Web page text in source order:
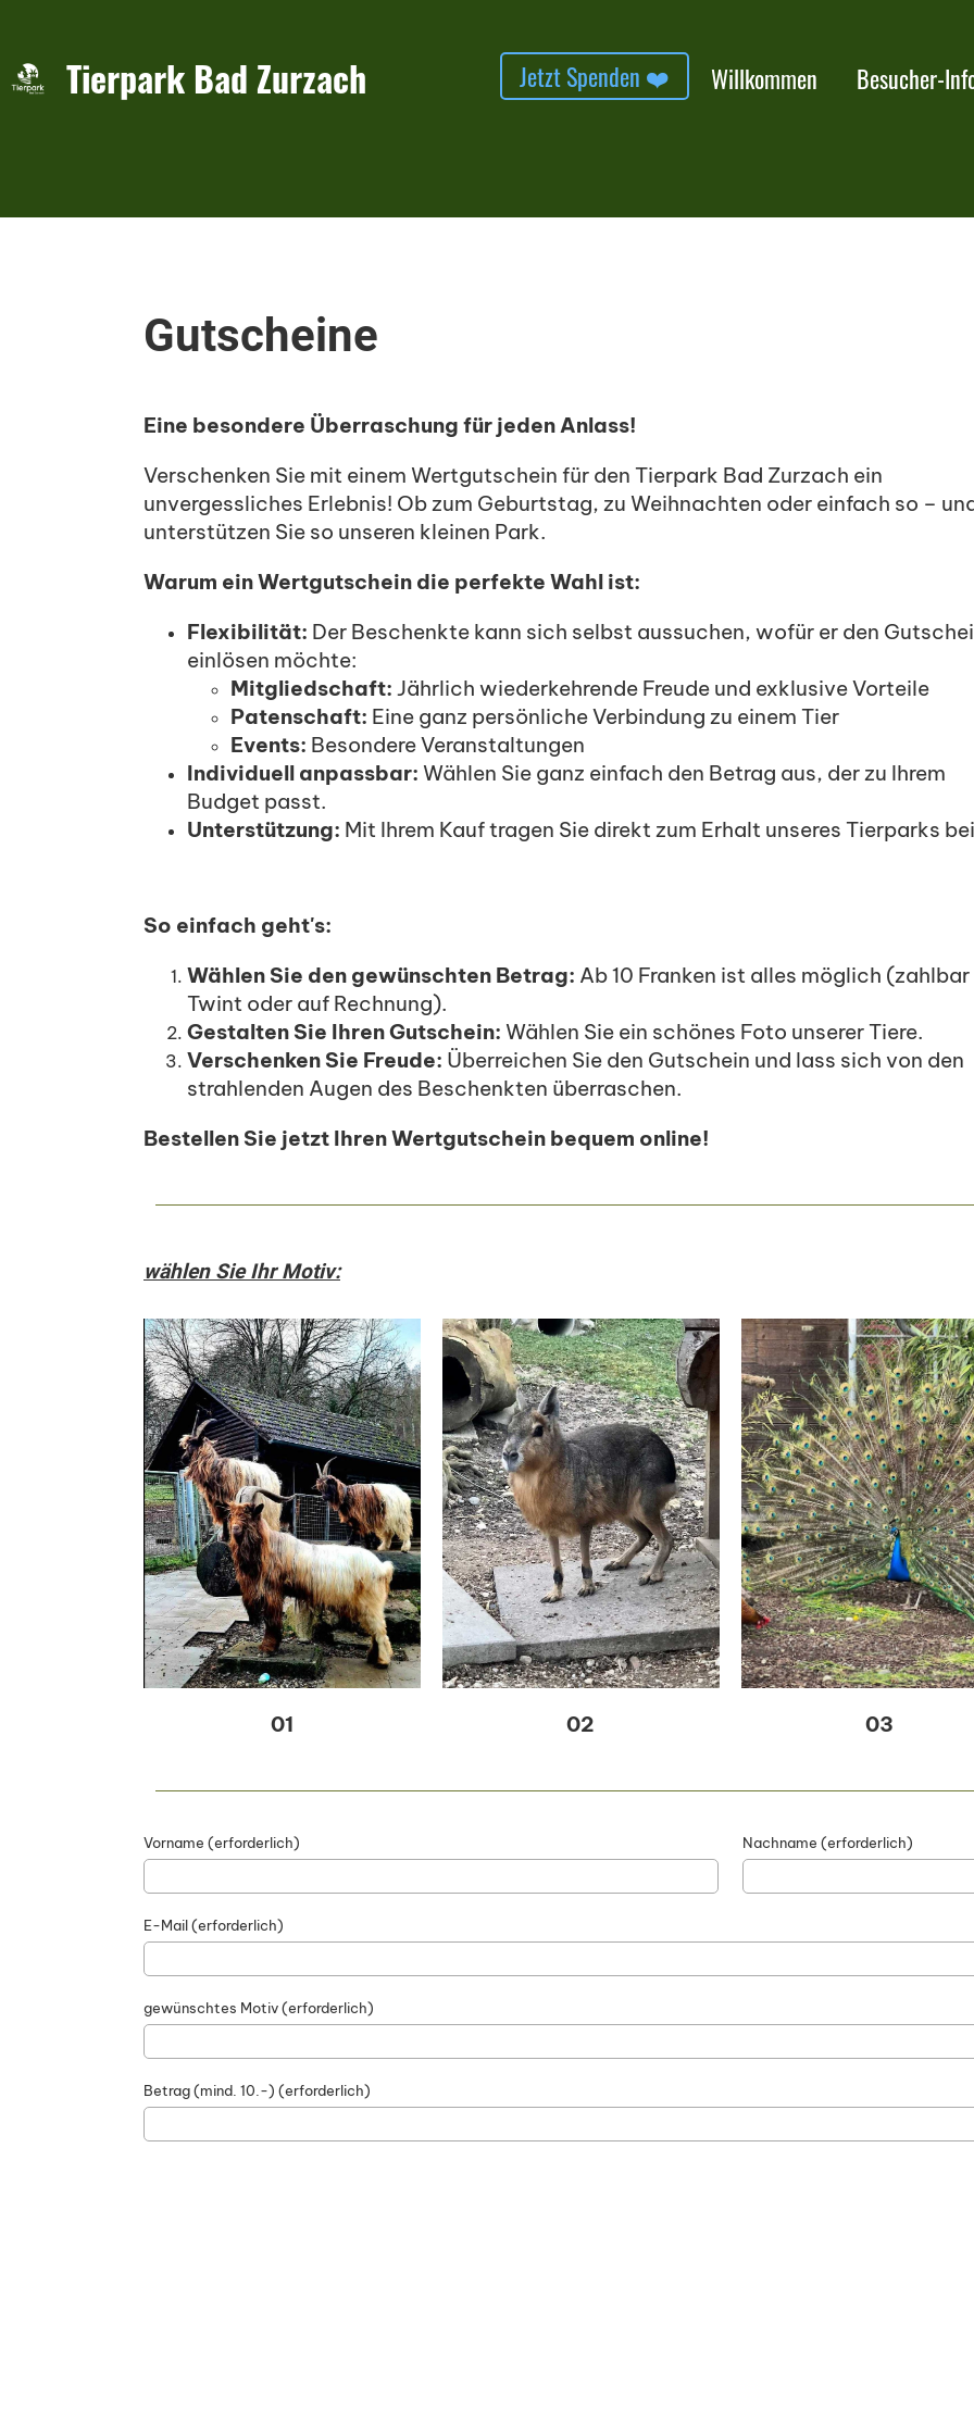
Jetzt Spenden ❤️ Willkommen Besucher-
Tierpark Bad Zurzach
Gutscheine
Eine besondere Überraschung für jeden Anlass!
Verschenken Sie mit einem Wertgutschein für den Tierpark Bad Zurzach ein
unvergessliches Erlebnis! Ob zum Geburtstag, zu Weihnachten oder einfach so –
unterstützen Sie so unseren kleinen Park.
Warum ein Wertgutschein die perfekte Wahl ist:
Flexibilität: Der Beschenkte kann sich selbst aussuchen, wofür er den
einlösen möchte:
Mitgliedschaft: Jährlich wiederkehrende Freude und exklusive Vorteile
Patenschaft: Eine ganz persönliche Verbindung zu einem Tier
Events: Besondere Veranstaltungen
Individuell anpassbar: Wählen Sie ganz einfach den Betrag aus, der zu Ihrem
Budget passt.
Unterstützung: Mit Ihrem Kauf tragen Sie direkt zum Erhalt unseres Tierparks
So einfach geht's:
Wählen Sie den gewünschten Betrag: Ab 10 Franken ist alles möglich
Twint oder auf Rechnung).
Gestalten Sie Ihren Gutschein: Wählen Sie ein schönes Foto unserer Tiere.
Verschenken Sie Freude: Überreichen Sie den Gutschein und lass sich von den
strahlenden Augen des Beschenkten überraschen.
Bestellen Sie jetzt Ihren Wertgutschein bequem online!
wählen Sie Ihr Motiv:
01 02 03
Vorname (erforderlich) Nachname (erforderlich)
E-Mail (erforderlich)
gewünschtes Motiv (erforderlich)
Betrag (mind. 10.-) (erforderlich)